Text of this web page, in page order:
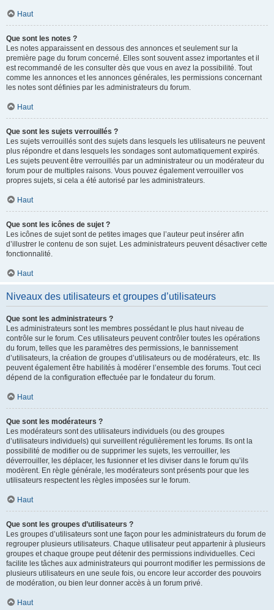
Haut
Que sont les notes ?
Les notes apparaissent en dessous des annonces et seulement sur la
première page du forum concerné. Elles sont souvent assez importantes et il
est recommandé de les consulter dès que vous en avez la possibilité. Tout
comme les annonces et les annonces générales, les permissions concernant
les notes sont définies par les administrateurs du forum.
Haut
Que sont les sujets verrouillés ?
Les sujets verrouillés sont des sujets dans lesquels les utilisateurs ne peuvent
plus répondre et dans lesquels les sondages sont automatiquement expirés.
Les sujets peuvent être verrouillés par un administrateur ou un modérateur du
forum pour de multiples raisons. Vous pouvez également verrouiller vos
propres sujets, si cela a été autorisé par les administrateurs.
Haut
Que sont les icônes de sujet ?
Les icônes de sujet sont de petites images que l’auteur peut insérer afin
d’illustrer le contenu de son sujet. Les administrateurs peuvent désactiver cette
fonctionnalité.
Haut
Niveaux des utilisateurs et groupes d’utilisateurs
Que sont les administrateurs ?
Les administrateurs sont les membres possédant le plus haut niveau de
contrôle sur le forum. Ces utilisateurs peuvent contrôler toutes les opérations
du forum, telles que les paramètres des permissions, le bannissement
d’utilisateurs, la création de groupes d’utilisateurs ou de modérateurs, etc. Ils
peuvent également être habilités à modérer l’ensemble des forums. Tout ceci
dépend de la configuration effectuée par le fondateur du forum.
Haut
Que sont les modérateurs ?
Les modérateurs sont des utilisateurs individuels (ou des groupes
d’utilisateurs individuels) qui surveillent régulièrement les forums. Ils ont la
possibilité de modifier ou de supprimer les sujets, les verrouiller, les
déverrouiller, les déplacer, les fusionner et les diviser dans le forum qu’ils
modèrent. En règle générale, les modérateurs sont présents pour que les
utilisateurs respectent les règles imposées sur le forum.
Haut
Que sont les groupes d’utilisateurs ?
Les groupes d’utilisateurs sont une façon pour les administrateurs du forum de
regrouper plusieurs utilisateurs. Chaque utilisateur peut appartenir à plusieurs
groupes et chaque groupe peut détenir des permissions individuelles. Ceci
facilite les tâches aux administrateurs qui pourront modifier les permissions de
plusieurs utilisateurs en une seule fois, ou encore leur accorder des pouvoirs
de modération, ou bien leur donner accès à un forum privé.
Haut